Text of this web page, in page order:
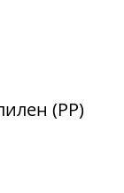
(PP)